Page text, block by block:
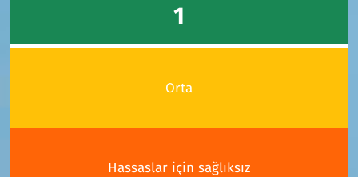
1
Orta
Hassaslar için sağlıksız